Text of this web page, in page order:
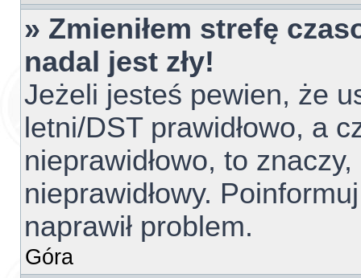
» Zmieniłem strefę
nadal jest zły!
Jeżeli jesteś pewien, że
letni/DST prawidłowo, a
nieprawidłowo, to
nieprawidłowy.
naprawił problem.
Góra